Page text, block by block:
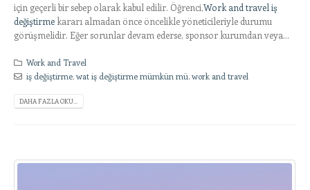
için geçerli bir sebep olarak kabul edilir. Öğrenci,Work and travel iş
değiştirme kararı almadan önce öncelikle yöneticileriyle durumu
görüşmelidir. Eğer sorunlar devam ederse, sponsor kurumdan veya...
Work and Travel
iş değiştirme,wat iş değiştirme mümkün mü,work and travel
DAHA FAZLA OKU...